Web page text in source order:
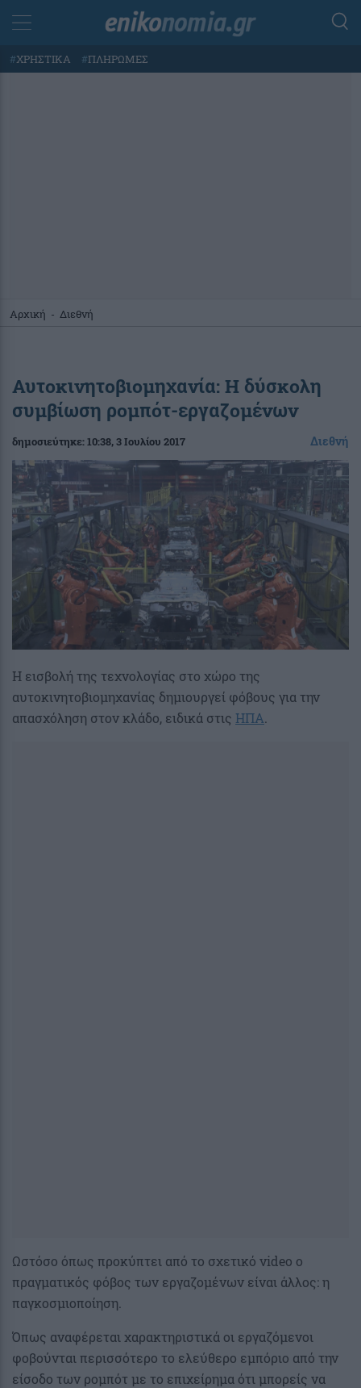
#ΧΡΗΣΤΙΚΑ #ΠΛΗΡΩΜΕΣ
Αρχική - Διεθνή
Αυτοκινητοβιομηχανία: Η δύσκολη
συμβίωση ρομπότ-εργαζομένων
δημοσιεύτηκε:10:38, 3 Ιουλίου 2017 Διεθνή
Η εισβολή της τεχνολογίας στο χώρο της
αυτοκινητοβιομηχανίας δημιουργεί φόβους για την
απασχόληση στον κλάδο, ειδικά στις ΗΠΑ.
Ωστόσο όπως προκύπτει από το σχετικό video ο
πραγματικός φόβος των εργαζομένων είναι άλλος: η
παγκοσμιοποίηση.
Όπως αναφέρεται χαρακτηριστικά οι εργαζόμενοι
φοβούνται περισσότερο το ελεύθερο εμπόριο από την
είσοδο των ρομπότ με το επιχείρημα ότι μπορείς να